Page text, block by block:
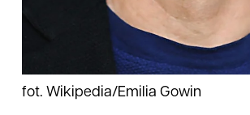
fot. Wikipedia/Emilia Gowin